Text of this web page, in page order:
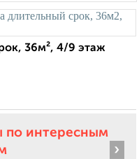
36м², 4/9 этаж
по интересным
›